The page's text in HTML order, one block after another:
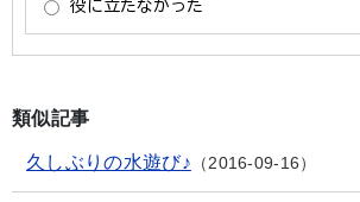
類似記事
久しぶりの水遊び♪ 2016-09-16